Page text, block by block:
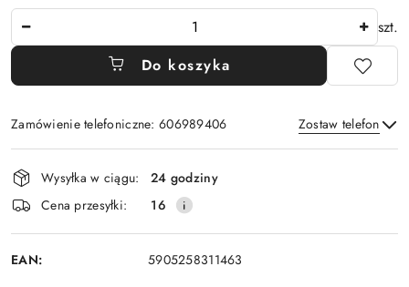
szt.
Do koszyka
Zamówienie telefoniczne: 606989406 Zostaw telefon
Wyślij
Dostępność
i
dostawa
Wysyłka w ciągu:
24 godziny
Cena przesyłki:
16
EAN: 5905258311463